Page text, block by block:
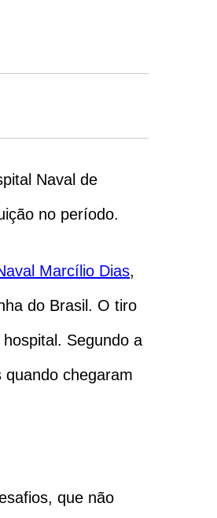
Naval de
no período.
Marcílio Dias,
do Brasil. O tiro
Segundo a
chegaram
que não